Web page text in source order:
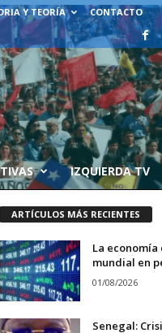
Y TEORÍA CONTACTO
IZQUIERDA TV
ARTÍCULOS MÁS RECIENTES
La
mundial en
01/08/2026
Senegal: